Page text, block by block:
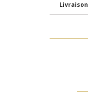
Livraison